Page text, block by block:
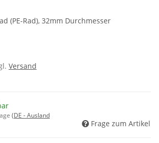
(PE-Rad), 32mm Durchmesser
Versand
(DE - Ausland
Frage zum Artikel